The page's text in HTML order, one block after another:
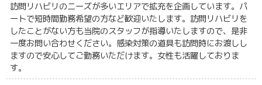
訪問リハビリのニーズが多いエリアで拡充を企画しています。パ
ートで短時間勤務希望の方など歓迎いたします。訪問リハビリを
したことがない方も当院のスタッフが指導いたしますので、是非
一度お問い合わせください。感染対策の道具も訪問時にお渡しし
ますので安心してご勤務いただけます。女性も活躍しておりま
す。